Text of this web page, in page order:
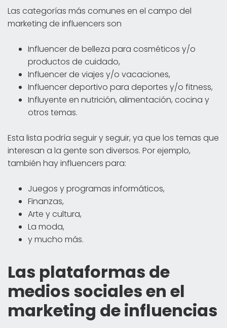
Las categorías más comunes en el campo del
marketing de influencers son
Influencer de belleza para cosméticos y/o
productos de cuidado,
Influencer de viajes y/o vacaciones,
Influencer deportivo para deportes y/o fitness,
Influyente en nutrición, alimentación, cocina y
otros temas.
Esta lista podría seguir y seguir, ya que los temas que
interesan a la gente son diversos. Por ejemplo,
también hay influencers para:
Juegos y programas informáticos,
Finanzas,
Arte y cultura,
La moda,
y mucho más.
Las plataformas de
medios sociales en el
marketing de influencias